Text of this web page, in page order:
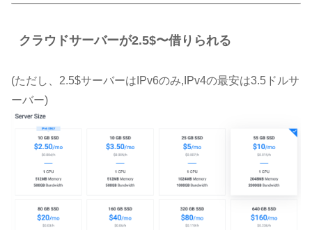
クラウドサーバーが2.5$〜借りられる
(ただし、2.5$サーバーはIPv6のみ,IPv4の最安は3.5ドルサ
ーバー)